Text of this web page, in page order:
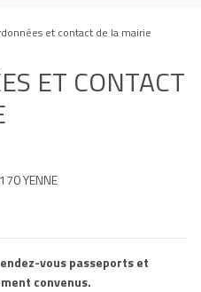
et contact de la mairie
ET CONTACT
YENNE
vous passeports et
convenus.